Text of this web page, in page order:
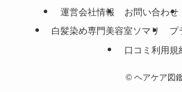
運営会社情報 お問い合わせ
白髪染め専門美容室ソマリ
プ
口コミ利用規
©ヘアケア図